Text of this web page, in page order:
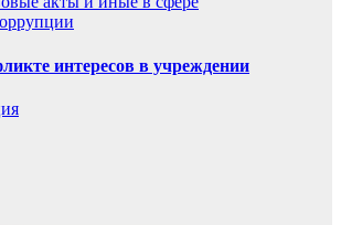
интересов в учреждении